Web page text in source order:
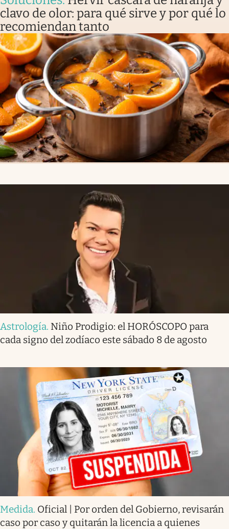
clavo de olor: para qué sirve y por qué lo
recomiendan tanto
Astrología. Niño Prodigio: el HORÓSCOPO para
cada signo del zodíaco este sábado 8 de agosto
Medida. Oficial | Por orden del Gobierno, revisarán
caso por caso y quitarán la licencia a quienes